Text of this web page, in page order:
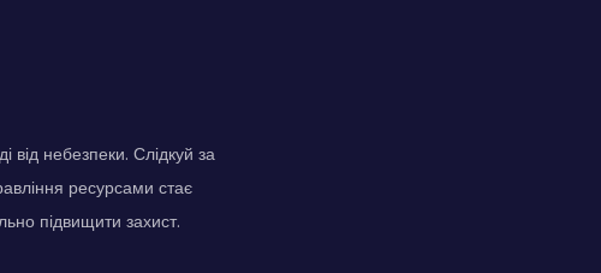
від небезпеки. Слідкуй за
ресурсами стає
підвищити захист.